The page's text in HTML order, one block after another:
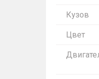
Кузов
Цвет